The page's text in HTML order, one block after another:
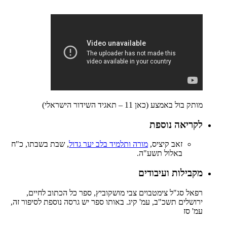
מותק בול באמצע (כאן 11 – תאגיד השידור הישראלי)
לקריאה נוספת
זאב קיציס, מורה ותלמיד בלב יער גדול, שבת בשבתו, כ"ח
באלול תשע"ה.
מקבילות ועיבודים
רפאל סג"ל צימטבוים צבי מושקוביץ, ספר כל הכתוב לחיים,
ירושלים תשכ"ב, עמ' קיג. באותו ספר יש גרסה נוספת לסיפור זה,
עמ' סז